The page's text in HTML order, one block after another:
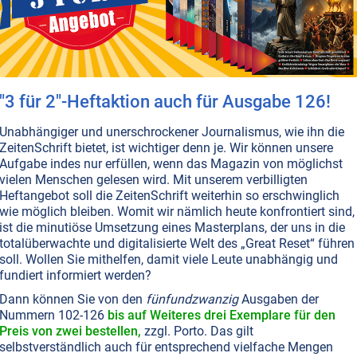
NR. 58, S.2 PLANET ERDE • UMWELTSCHUTZ ALTERNATIVE WISSENSCHAFT
Das Unmögliche möglich machen
und möchten einen Wagen, der weniger
und Treibstoff einspart? Dessen Motor aber
Leistung bringt und erst noch weniger verschleißt?
denn Ihnen gehört dieses Auto bereits! Vorausgesetzt,
es mit modernster Nanotechnologie auf. Das geht völlig
und kostet nicht die Welt, wie ein persönlicher Test
"3 für 2"-Heftaktion auch für Ausgabe 126!
Unabhängiger und unerschrockener Journalismus, wie ihn die
ZeitenSchrift bietet, ist wichtiger denn je. Wir können unsere
Aufgabe indes nur erfüllen, wenn das Magazin von möglichst
vielen Menschen gelesen wird. Mit unserem verbilligten
Heftangebot soll die ZeitenSchrift weiterhin so erschwinglich
wie möglich bleiben. Womit wir nämlich heute konfrontiert sind,
ist die minutiöse Umsetzung eines Masterplans, der uns in die
totalüberwachte und digitalisierte Welt des „Great Reset“ führen
soll. Wollen Sie mithelfen, damit viele Leute unabhängig und
fundiert informiert werden?
Dann können Sie von den fünfundzwanzigAusgaben der
Nummern 102-126 bis auf Weiteres drei Exemplare für den
Preis von zwei bestellen, zzgl. Porto. Das gilt
selbstverständlich auch für entsprechend vielfache Mengen